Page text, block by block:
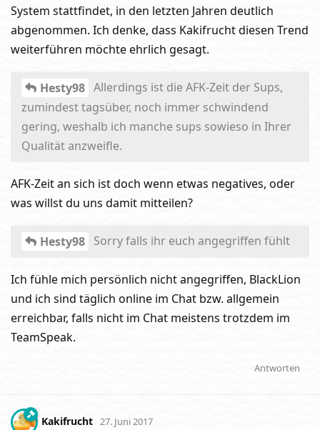
System stattfindet, in den letzten Jahren deutlich
abgenommen. Ich denke, dass Kakifrucht diesen Trend
weiterführen möchte ehrlich gesagt.
Hesty98 Allerdings ist die AFK-Zeit der Sups,
zumindest tagsüber, noch immer schwindend
gering, weshalb ich manche sups sowieso in Ihrer
Qualität anzweifle.
AFK-Zeit an sich ist doch wenn etwas negatives, oder
was willst du uns damit mitteilen?
Hesty98 Sorry falls ihr euch angegriffen fühlt
Ich fühle mich persönlich nicht angegriffen, BlackLion
und ich sind täglich online im Chat bzw. allgemein
erreichbar, falls nicht im Chat meistens trotzdem im
TeamSpeak.
Antworten
Kakifrucht 27. Juni 2017